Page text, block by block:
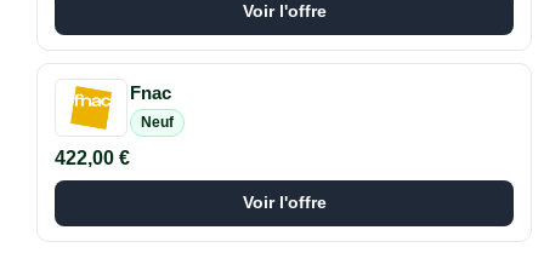
Voir l'offre
Fnac
Neuf
422,00 €
Voir l'offre